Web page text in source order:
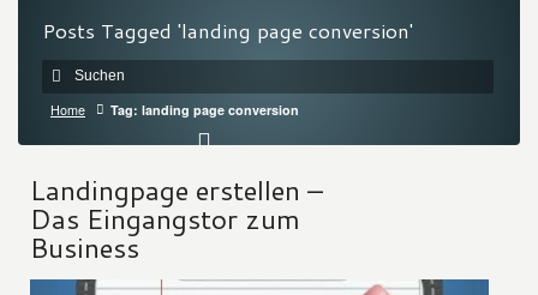
Posts Tagged 'landing page conversion'
Home Tag: landing page conversion
Landingpage erstellen –
Das Eingangstor zum
Business